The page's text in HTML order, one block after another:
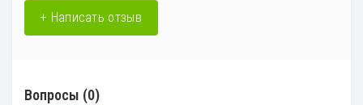
+ Написать отзыв
Вопросы (0)